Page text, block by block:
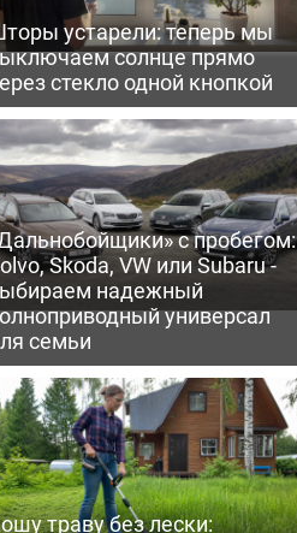
устарели: теперь мы
солнце прямо
стекло одной кнопкой
с пробегом:
Skoda, VW или Subaru -
надежный
универсал
семьи
траву без лески: